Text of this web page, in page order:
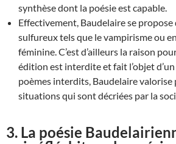
synthèse dont la poésie est capable.
Effectivement, Baudelaire se propose
sulfureux tels que le vampirisme ou
féminine. C’est d’ailleurs la raison
édition est interdite et fait l’objet d’un
poèmes interdits, Baudelaire valorise
situations qui sont décriées par la
3. La poésie